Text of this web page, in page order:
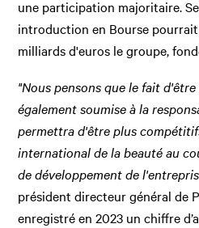
une participation majoritaire.
introduction en Bourse
milliards d'euros le groupe,
"Nous pensons que le fait
également soumise à la
permettra d'être plus
international de la beauté au
de développement de
président directeur général de
enregistré en 2023 un chiffre